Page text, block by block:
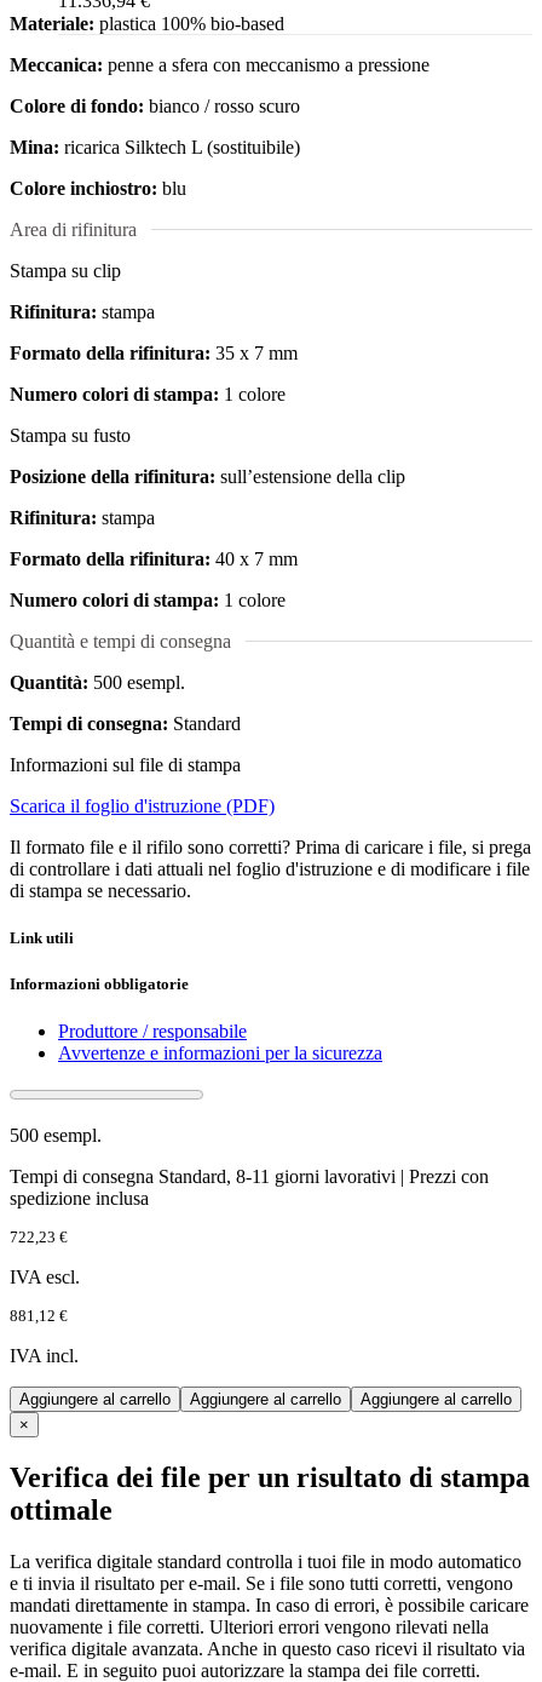
Materiale: plastica 100% bio-based
Meccanica: penne a sfera con meccanismo a pressione
Colore di fondo: bianco / rosso scuro
Mina: ricarica Silktech L (sostituibile)
Colore inchiostro: blu
Area di rifinitura
Stampa su clip
Rifinitura: stampa
Formato della rifinitura: 35 x 7 mm
Numero colori di stampa: 1 colore
Stampa su fusto
Posizione della rifinitura: sull’estensione della clip
Rifinitura: stampa
Formato della rifinitura: 40 x 7 mm
Numero colori di stampa: 1 colore
Quantità e tempi di consegna
Quantità: 500 esempl.
Tempi di consegna: Standard
Informazioni sul file di stampa
Scarica il foglio d'istruzione (PDF)
Il formato file e il rifilo sono corretti? Prima di caricare i file, si prega
di controllare i dati attuali nel foglio d'istruzione e di modificare i file
di stampa se necessario.
Link utili
Informazioni obbligatorie
Produttore / responsabile
Avvertenze e informazioni per la sicurezza
500 esempl.
Tempi di consegna Standard, 8-11 giorni lavorativi | Prezzi con
spedizione inclusa
722,23 €
IVA escl.
881,12 €
IVA incl.
Aggiungere al carrello Aggiungere al carrello
Aggiungere al carrello
×
Verifica dei file per un risultato di stampa
ottimale
La verifica digitale standard controlla i tuoi file in modo automatico
e ti invia il risultato per e-mail. Se i file sono tutti corretti, vengono
mandati direttamente in stampa. In caso di errori, è possibile caricare
nuovamente i file corretti. Ulteriori errori vengono rilevati nella
verifica digitale avanzata. Anche in questo caso ricevi il risultato via
e-mail. E in seguito puoi autorizzare la stampa dei file corretti.